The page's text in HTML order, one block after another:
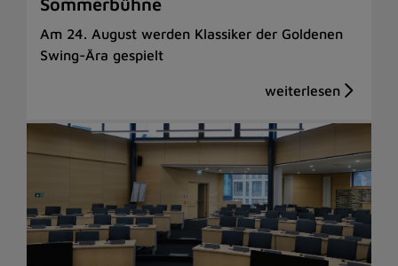
Am 24. August werden Klassiker der Goldenen
Swing-Ära gespielt